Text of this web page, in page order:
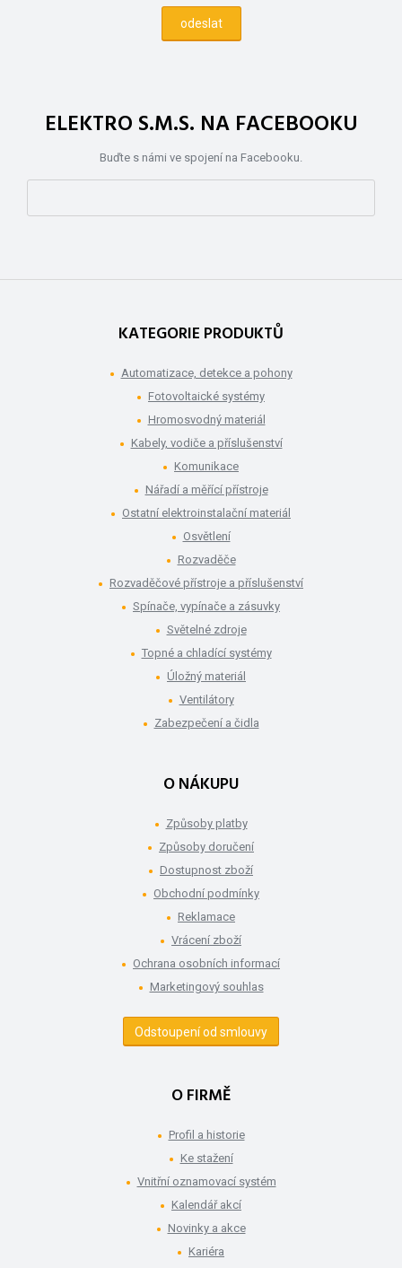
ELEKTRO S.M.S. NA FACEBOOKU
Buďte s námi ve spojení na Facebooku.
KATEGORIE PRODUKTŮ
Automatizace, detekce a pohony
Fotovoltaické systémy
Hromosvodný materiál
Kabely, vodiče a příslušenství
Komunikace
Nářadí a měřící přístroje
Ostatní elektroinstalační materiál
Osvětlení
Rozvaděče
Rozvaděčové přístroje a příslušenství
Spínače, vypínače a zásuvky
Světelné zdroje
Topné a chladící systémy
Úložný materiál
Ventilátory
Zabezpečení a čidla
O NÁKUPU
Způsoby platby
Způsoby doručení
Dostupnost zboží
Obchodní podmínky
Reklamace
Vrácení zboží
Ochrana osobních informací
Marketingový souhlas
Odstoupení od smlouvy
O FIRMĚ
Profil a historie
Ke stažení
Vnitřní oznamovací systém
Kalendář akcí
Novinky a akce
Kariéra